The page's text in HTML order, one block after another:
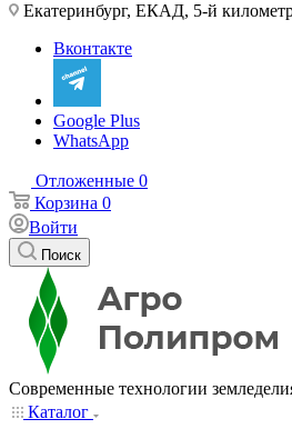
Екатеринбург, ЕКАД, 5-й
Вконтакте
Google Plus
WhatsApp
Отложенные 0
Корзина 0
Войти
Поиск
Современные технологии
Каталог